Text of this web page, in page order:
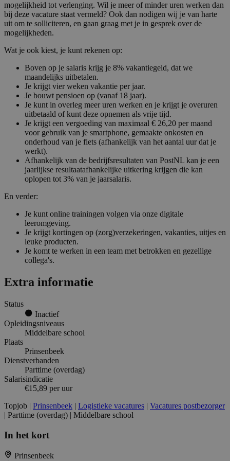
mogelijkheid tot verlenging. Wil je meer of minder uren werken dan
bij deze vacature staat vermeld? Ook dan nodigen wij je van harte
uit om te solliciteren, en gaan graag met je in gesprek over de
mogelijkheden.
Wat je ook kiest, je kunt rekenen op:
Boven op je salaris krijg je 8% vakantiegeld, dat we
maandelijks uitbetalen.
Je krijgt vier weken vakantie per jaar.
Je bouwt pensioen op (vanaf 18 jaar).
Je kunt in overleg meer uren werken en je krijgt je overuren
uitbetaald of kunt deze opnemen als vrije tijd.
Je krijgt een vergoeding van maximaal € 26,20 per maand
voor gebruik van je smartphone, gemaakte onkosten en
onderhoud van je fiets (afhankelijk van het aantal uur dat je
werkt).
Afhankelijk van de bedrijfsresultaten van PostNL kan je een
jaarlijkse resultaatafhankelijke uitkering krijgen die kan
oplopen tot 3% van je jaarsalaris.
En verder:
Je kunt online trainingen volgen via onze digitale
leeromgeving.
Je krijgt kortingen op (zorg)verzekeringen, vakanties, uitjes en
leuke producten.
Je komt te werken in een team met betrokken en gezellige
collega's.
Extra informatie
Status
Inactief
Opleidingsniveaus
Middelbare school
Plaats
Prinsenbeek
Dienstverbanden
Parttime (overdag)
Salarisindicatie
€15,89 per uur
Topjob | Prinsenbeek | Logistieke vacatures | Vacatures postbezorger
| Parttime (overdag) | Middelbare school
In het kort
Prinsenbeek